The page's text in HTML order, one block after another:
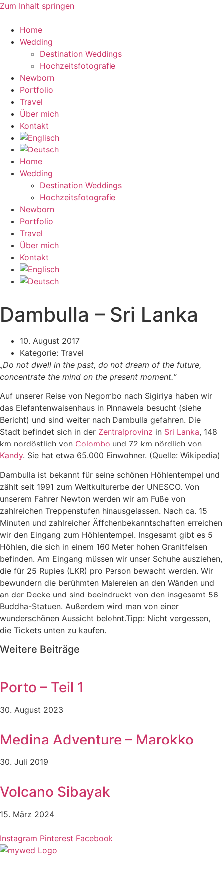
Zum Inhalt springen
Home
Wedding
Destination Weddings
Hochzeitsfotografie
Newborn
Portfolio
Travel
Über mich
Kontakt
Home
Wedding
Destination Weddings
Hochzeitsfotografie
Newborn
Portfolio
Travel
Über mich
Kontakt
Dambulla – Sri Lanka
10. August 2017
Kategorie: Travel
„Do not dwell in the past, do not dream of the future,
concentrate the mind on the present moment.“
Auf unserer Reise von Negombo nach Sigiriya haben wir
das Elefantenwaisenhaus in Pinnawela besucht (siehe
Bericht) und sind weiter nach Dambulla gefahren. Die
Stadt befindet sich in der Zentralprovinz in Sri Lanka, 148
km nordöstlich von Colombo und 72 km nördlich von
Kandy. Sie hat etwa 65.000 Einwohner. (Quelle: Wikipedia)
Dambulla ist bekannt für seine schönen Höhlentempel und
zählt seit 1991 zum Weltkulturerbe der UNESCO. Von
unserem Fahrer Newton werden wir am Fuße von
zahlreichen Treppenstufen hinausgelassen. Nach ca. 15
Minuten und zahlreicher Äffchenbekanntschaften erreichen
wir den Eingang zum Höhlentempel. Insgesamt gibt es 5
Höhlen, die sich in einem 160 Meter hohen Granitfelsen
befinden. Am Eingang müssen wir unser Schuhe ausziehen,
die für 25 Rupies (LKR) pro Person bewacht werden. Wir
bewundern die berühmten Malereien an den Wänden und
an der Decke und sind beeindruckt von den insgesamt 56
Buddha-Statuen. Außerdem wird man von einer
wunderschönen Aussicht belohnt.Tipp: Nicht vergessen,
die Tickets unten zu kaufen.
Weitere Beiträge
Porto – Teil 1
30. August 2023
Medina Adventure – Marokko
30. Juli 2019
Volcano Sibayak
15. März 2024
Instagram Pinterest Facebook